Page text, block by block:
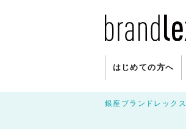
はじめての方へ
銀座ブランドレックス